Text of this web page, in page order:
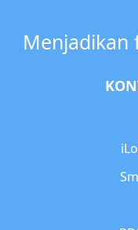
Menjadikan